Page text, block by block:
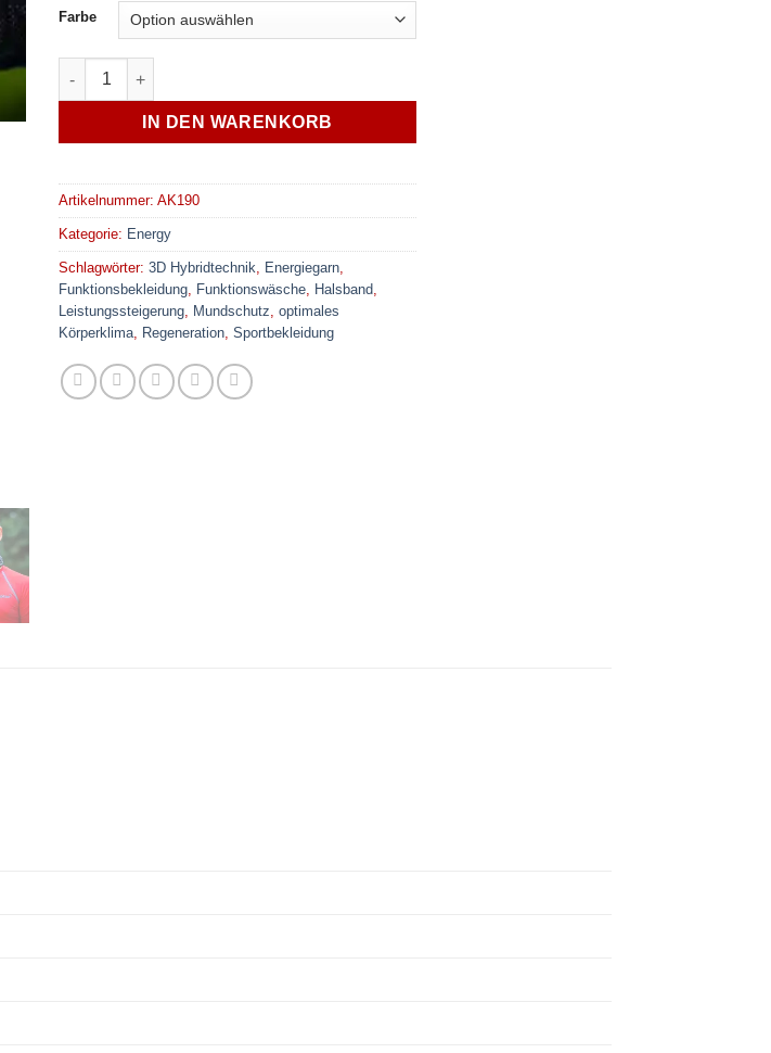
mit5von 5,
basierend
Kundenbewertungen
Farbe
Energy tube Menge
IN DEN WARENKORB
Artikelnummer: AK190
Kategorie: Energy
Schlagwörter: 3D Hybridtechnik Energiegarn
Funktionsbekleidung
Funktionswäsche Halsband
Leistungssteigerung
Mundschutz optimales
Körperklima
Regeneration Sportbekleidung